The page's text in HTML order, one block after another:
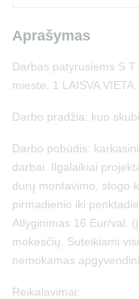
Aprašymas
Darbas patyrusiems S T
mieste. 1 LAISVA VIETA.
Darbo pradžia: kuo
Darbo pobūdis:
darbai. Ilgalaikiai
durų montavimo, stogo
pirmadienio iki
Atlyginimas 16 Eur/val.
mokesčių. Suteikiami
nemokamas
Reikalavimai: